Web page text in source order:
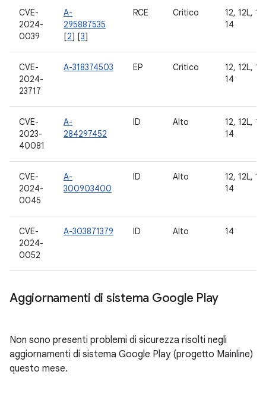
CVE-
2024-
0039
A-
295887535
[2] [3]
RCE Critico
12, 12L, 13,
14
CVE-
2024-
23717
A-318374503 EP Critico
12, 12L, 13,
14
CVE-
2023-
40081
A-
284297452
ID Alto
12, 12L, 13,
14
CVE-
2024-
0045
A-
300903400
ID Alto
12, 12L, 13,
14
CVE-
2024-
0052
A-303871379 ID Alto 14
Aggiornamenti di sistema Google Play
Non sono presenti problemi di sicurezza risolti negli
aggiornamenti di sistema Google Play (progetto Mainline)
questo mese.